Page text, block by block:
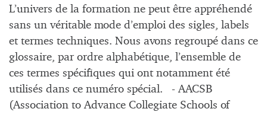
L’univers de la formation ne peut être appréhendé
sans un véritable mode d’emploi des sigles, labels
et termes techniques. Nous avons regroupé dans ce
glossaire, par ordre alphabétique, l’ensemble de
ces termes spécifiques qui ont notamment été
utilisés dans ce numéro spécial. - AACSB
(Association to Advance Collegiate Schools of